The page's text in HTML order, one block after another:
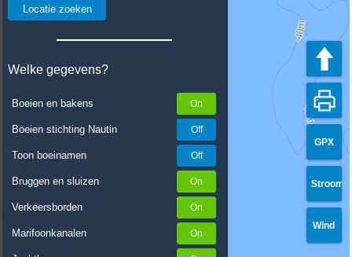
Welke gegevens?
Boeien en bakens
Boeien stichting Nautin
Toon boeinamen
Bruggen en sluizen
Verkeersborden
Marifoonkanalen
GPX
Stroom
Wind